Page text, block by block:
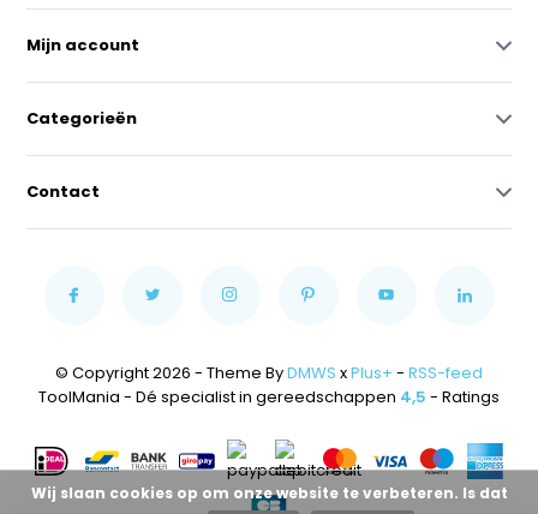
Mijn account
Categorieën
Contact
© Copyright 2026 - Theme ByDMWS xPlus+ - RSS-feed
ToolMania - Dé specialist in gereedschappen 4,5 - Ratings
Wij slaan cookies op om onze website te verbeteren. Is dat